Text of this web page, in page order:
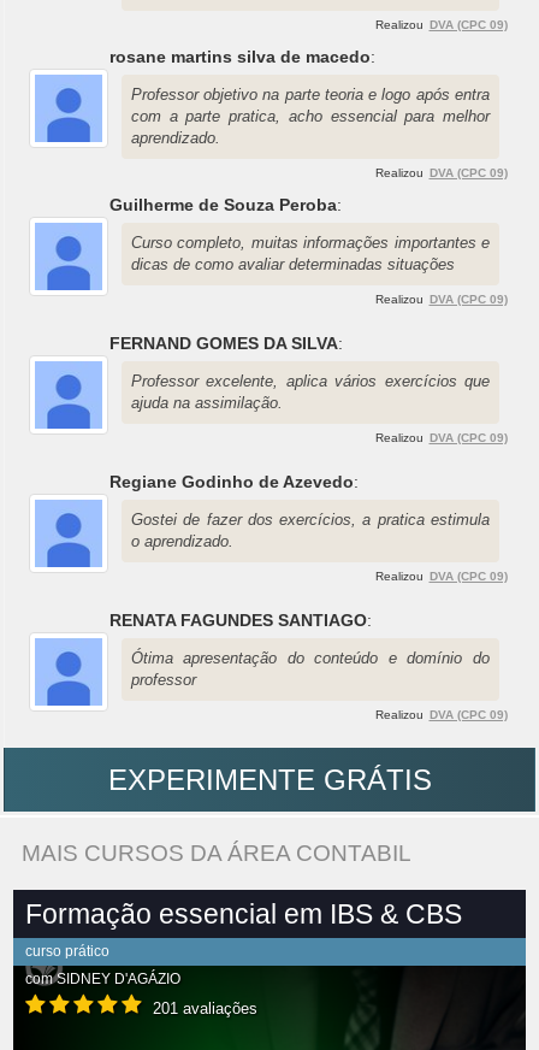
Realizou DVA (CPC 09)
rosane martins silva de macedo:
Professor objetivo na parte teoria e logo após entra
com a parte pratica, acho essencial para melhor
aprendizado.
Realizou DVA (CPC 09)
Guilherme de Souza Peroba:
Curso completo, muitas informações importantes e
dicas de como avaliar determinadas situações
Realizou DVA (CPC 09)
FERNAND GOMES DA SILVA:
Professor excelente, aplica vários exercícios que
ajuda na assimilação.
Realizou DVA (CPC 09)
Regiane Godinho de Azevedo:
Gostei de fazer dos exercícios, a pratica estimula
o aprendizado.
Realizou DVA (CPC 09)
RENATA FAGUNDES SANTIAGO:
Ótima apresentação do conteúdo e domínio do
professor
Realizou DVA (CPC 09)
EXPERIMENTE GRÁTIS
MAIS CURSOS DA ÁREA CONTABIL
Formação essencial em IBS & CBS
curso prático
comSIDNEY D'AGÁZIO
201 avaliações